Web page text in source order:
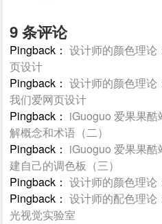
9 条评论
Pingback：设计师的颜色理论
页设计
Pingback：设计师的颜色理论
我们爱网页设计
Pingback： iGuoguo 爱果果
解概念和术语（二）
Pingback： iGuoguo 爱果果
建自己的调色板（三）
Pingback：设计师的颜色理论
Pingback：设计师的配色理论
光视觉实验室